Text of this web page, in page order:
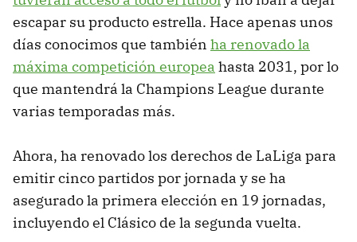
escapar su producto estrella. Hace apenas unos
días conocimos que también ha renovado la
máxima competición europea hasta 2031, por lo
que mantendrá la Champions League durante
varias temporadas más.
Ahora, ha renovado los derechos de LaLiga para
emitir cinco partidos por jornada y se ha
asegurado la primera elección en 19 jornadas,
incluyendo el Clásico de la segunda vuelta.